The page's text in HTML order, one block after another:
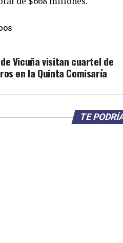
Vicuña visitan cuartel de
en la Quinta Comisaría
TE